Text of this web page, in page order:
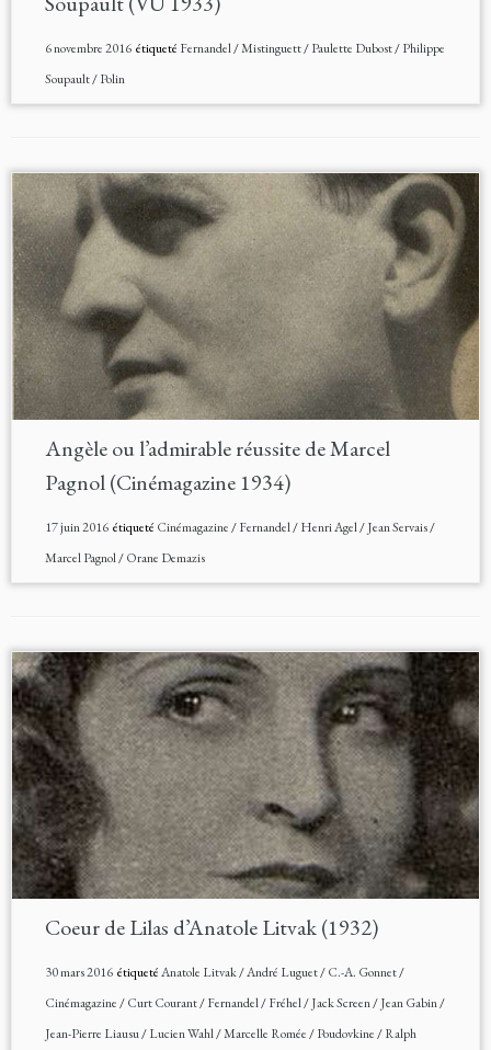
6 novembre 2016étiqueté Fernandel/Mistinguett/Paulette Dubost/Philippe
Soupault/Polin
Angèle ou l’admirable réussite de Marcel
Pagnol (Cinémagazine 1934)
17 juin 2016étiqueté Cinémagazine/Fernandel/Henri Agel/Jean Servais/
Marcel Pagnol/Orane Demazis
Coeur de Lilas d’Anatole Litvak (1932)
30 mars 2016étiquetéAnatole Litvak/André Luguet/C.-A. Gonnet/
Cinémagazine/Curt Courant/Fernandel/Fréhel/Jack Screen/Jean Gabin/
Jean-Pierre Liausu/Lucien Wahl/Marcelle Romée/Poudovkine/Ralph